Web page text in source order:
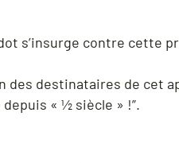
s’insurge contre cette
des destinataires de cet
« ½ siècle » !”.